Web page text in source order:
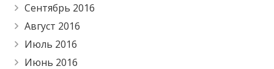
Сентябрь 2016
Август 2016
Июль 2016
Июнь 2016